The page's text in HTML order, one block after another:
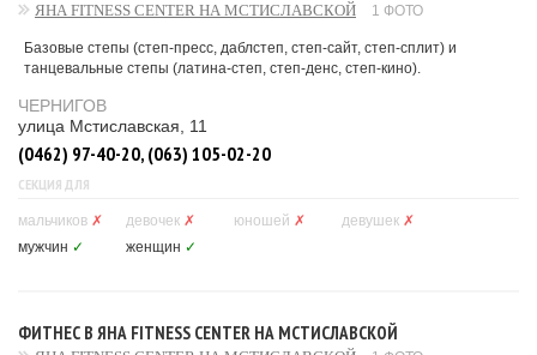
ЯНА FITNESS CENTER НА МСТИСЛАВСКОЙ 1 ФОТО
Базовые степы (степ-пресс, даблстеп, степ-сайт, степ-сплит) и
танцевальные степы (латина-степ, степ-денc, степ-кино).
ЧЕРНИГОВ
улица Мстиславская, 11
(0462) 97-40-20, (063) 105-02-20
СЕКЦИЯ ДЛЯ
мальчиков ✗ девочек ✗ юношей ✗ девушек ✗
мужчин ✓ женщин ✓
ФИТНЕС В ЯНА FITNESS CENTER НА МСТИСЛАВСКОЙ